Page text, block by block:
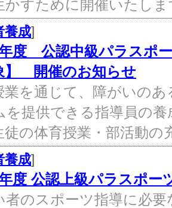
かすために開催いたし
養成]
度 公認中級パラスポ
】 開催のお知らせ
業を通じて、障がいの
を提供できる指導員の
徒の体育授業・部活動
養成]
度 公認上級パラスポー
者のスポーツ指導に必